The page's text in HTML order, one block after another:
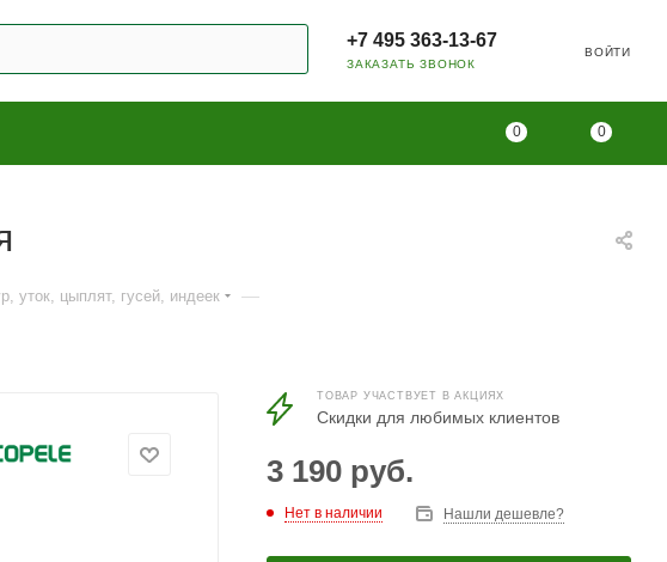
+7 495 363-13-67
ЗАКАЗАТЬ ЗВОНОК
ВОЙТИ
0 0
уток, цыплят, гусей, индеек —
ТОВАР УЧАСТВУЕТ В АКЦИЯХ
Скидки для любимых клиентов
3 190 руб.
Нет в наличии Нашли дешевле?